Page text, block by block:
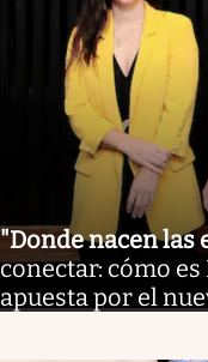
"Donde nacen las
conectar: cómo
apuesta por el